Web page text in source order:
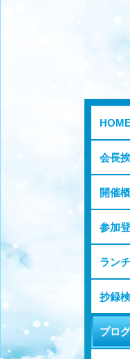
会長
開催
参加
ラン
抄録
プロ